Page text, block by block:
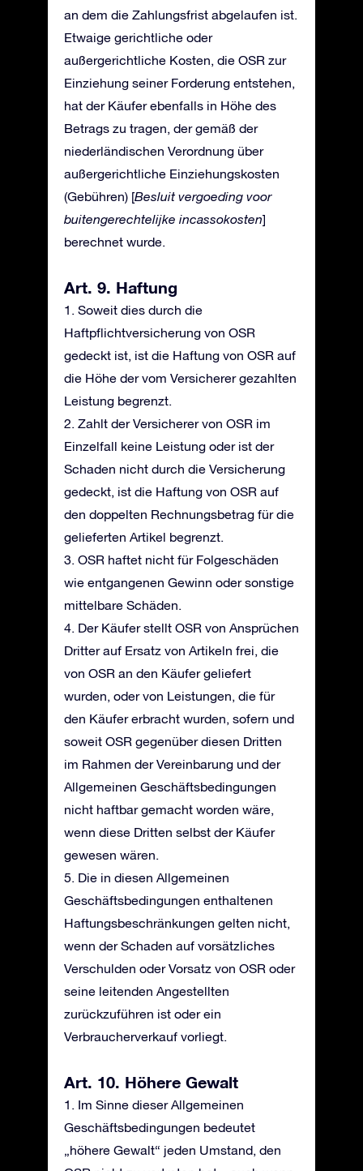
an dem die Zahlungsfrist abgelaufen ist.
Etwaige gerichtliche oder
außergerichtliche Kosten, die OSR zur
Einziehung seiner Forderung entstehen,
hat der Käufer ebenfalls in Höhe des
Betrags zu tragen, der gemäß der
niederländischen Verordnung über
außergerichtliche Einziehungskosten
(Gebühren) [Besluit vergoeding voor
buitengerechtelijke incassokosten]
berechnet wurde.
Art. 9. Haftung
1. Soweit dies durch die
Haftpflichtversicherung von OSR
gedeckt ist, ist die Haftung von OSR auf
die Höhe der vom Versicherer gezahlten
Leistung begrenzt.
2. Zahlt der Versicherer von OSR im
Einzelfall keine Leistung oder ist der
Schaden nicht durch die Versicherung
gedeckt, ist die Haftung von OSR auf
den doppelten Rechnungsbetrag für die
gelieferten Artikel begrenzt.
3. OSR haftet nicht für Folgeschäden
wie entgangenen Gewinn oder sonstige
mittelbare Schäden.
4. Der Käufer stellt OSR von Ansprüchen
Dritter auf Ersatz von Artikeln frei, die
von OSR an den Käufer geliefert
wurden, oder von Leistungen, die für
den Käufer erbracht wurden, sofern und
soweit OSR gegenüber diesen Dritten
im Rahmen der Vereinbarung und der
Allgemeinen Geschäftsbedingungen
nicht haftbar gemacht worden wäre,
wenn diese Dritten selbst der Käufer
gewesen wären.
5. Die in diesen Allgemeinen
Geschäftsbedingungen enthaltenen
Haftungsbeschränkungen gelten nicht,
wenn der Schaden auf vorsätzliches
Verschulden oder Vorsatz von OSR oder
seine leitenden Angestellten
zurückzuführen ist oder ein
Verbraucherverkauf vorliegt.
Art. 10. Höhere Gewalt
1. Im Sinne dieser Allgemeinen
Geschäftsbedingungen bedeutet
„höhere Gewalt“ jeden Umstand, den